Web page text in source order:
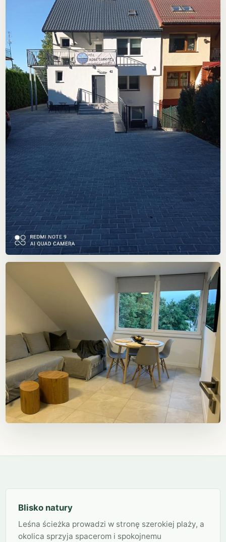
Blisko natury
Leśna ścieżka prowadzi w stronę szerokiej plaży, a
okolica sprzyja spacerom i spokojnemu